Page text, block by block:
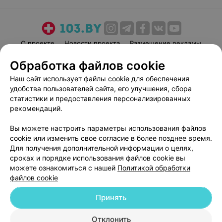
О проекте Новости проекта
Размещение рекламы
Пользовательское соглашение
Способы оплаты
Вакансии
Партнеры
Написать руководителю 103.by
Персональные настройки cookie
Обработка персональных данных
© 2026 ООО «Артокс Лаб», УНП 191700409| 220012, Республика Беларусь,
г. Минск, улица Толбухина, 2, пом. 16 | help@103.by
Обработка файлов cookie
Наш сайт использует файлы cookie для обеспечения
удобства пользователей сайта, его улучшения, сбора
статистики и предоставления персонализированных
рекомендаций.
Вы можете настроить параметры использования файлов
cookie или изменить свое согласие в более позднее время.
Для получения дополнительной информации о целях,
сроках и порядке использования файлов cookie вы
можете ознакомиться с нашей Политикой обработки
файлов cookie
Отклонить
Принять